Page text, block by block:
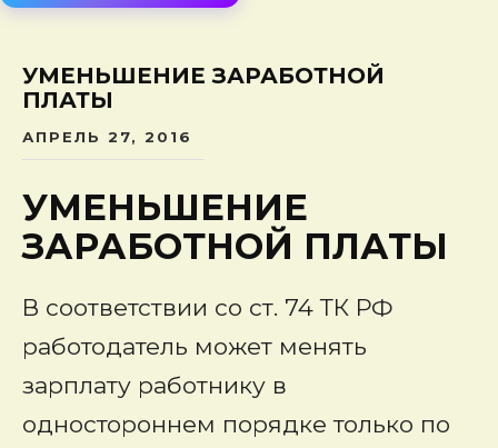
УМЕНЬШЕНИЕ ЗАРАБОТНОЙ
ПЛАТЫ
АПРЕЛЬ 27, 2016
УМЕНЬШЕНИЕ
ЗАРАБОТНОЙ ПЛАТЫ
В соответствии со ст. 74 ТК РФ
работодатель может менять
зарплату работнику в
одностороннем порядке только по